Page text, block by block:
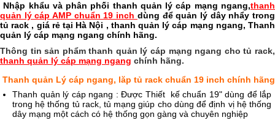
Nhập khẩu và phân phối thanh quản lý cáp mạng ngang,thanh
quản lý cáp AMP chuẩn 19 inch dùng để quản lý dây nhẩy trong
tủ rack , giá rẻ tại Hà Nội , thanh quản lý cáp mạng ngang, Thanh
quản lý cáp mạng ngang chính hãng.
Thông tin sản phẩm thanh quản lý cáp mạng ngang cho tủ rack,
thanh quản lý cáp mạng ngang chính hãng.
Thanh quản Lý cáp ngang, lăp tủ rack chuẩn 19 inch chính hãng
Thanh quản lý cáp ngang : Được Thiết kế chuẩn 19" dùng để lắp
trong hệ thống tủ rack, tủ mạng giúp cho dùng để định vị hệ thống
dây mạng một cách có hệ thống gọn gàng và chuyên nghiệp